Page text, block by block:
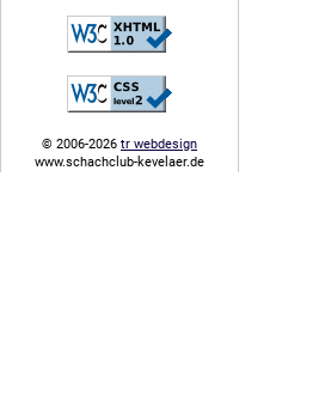
© 2006-2026 tr webdesign
www.schachclub-kevelaer.de